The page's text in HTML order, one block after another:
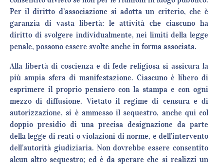
Per il diritto d’associazione si adotta un criterio, che è
garanzia di vasta libertà: le attività che ciascuno ha
diritto di svolgere individualmente, nei limiti della legge
penale, possono essere svolte anche in forma associata.
Alla libertà di coscienza e di fede religiosa si assicura la
più ampia sfera di manifestazione. Ciascuno è libero di
esprimere il proprio pensiero con la stampa e con ogni
mezzo di diffusione. Vietato il regime di censura e di
autorizzazione, si è ammesso il sequestro, anche qui col
doppio presidio di una precisa designazione da parte
della legge di reati o violazioni di norme, e dell’intervento
dell’autorità giudiziaria. Non dovrebbe essere consentito
alcun altro sequestro; ed è da sperare che si realizzi un